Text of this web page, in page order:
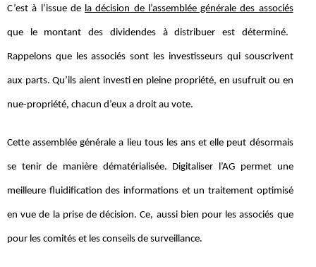
C’est à l’issue de la décision de l’assemblée générale des associés
que le montant des dividendes à distribuer est déterminé.
Rappelons que les associés sont les investisseurs qui souscrivent
aux parts. Qu’ils aient investi en pleine propriété, en usufruit ou en
nue-propriété, chacun d’eux a droit au vote.
Cette assemblée générale a lieu tous les ans et elle peut désormais
se tenir de manière dématérialisée. Digitaliser l’AG permet une
meilleure fluidification des informations et un traitement optimisé
en vue de la prise de décision. Ce, aussi bien pour les associés que
pour les comités et les conseils de surveillance.